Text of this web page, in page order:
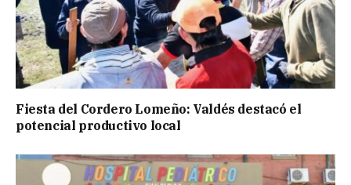
Fiesta del Cordero Lomeño: Valdés destacó el
potencial productivo local